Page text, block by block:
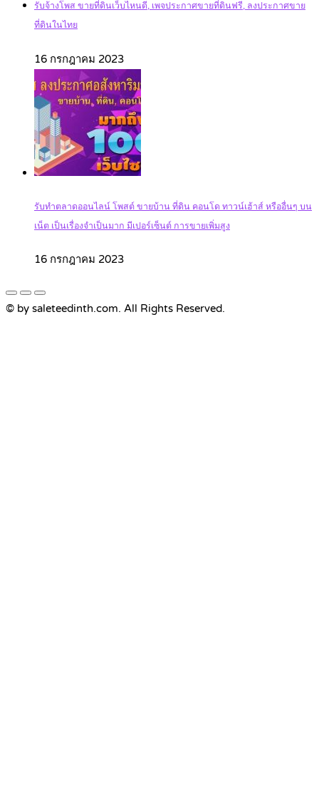
รับจ้างโพส ขายที่ดินเว็บไหนดี, เพจประกาศขายที่ดินฟรี, ลงประกาศขาย
ที่ดินในไทย
16 กรกฎาคม 2023
รับทำตลาดออนไลน์ โพสต์ ขายบ้าน ที่ดิน คอนโด ทาวน์เฮ้าส์ หรืออื่นๆ บน
เน็ต เป็นเรื่องจำเป็นมาก มีเปอร์เซ็นต์ การขายเพิ่มสูง
16 กรกฎาคม 2023
© by saleteedinth.com. All Rights Reserved.